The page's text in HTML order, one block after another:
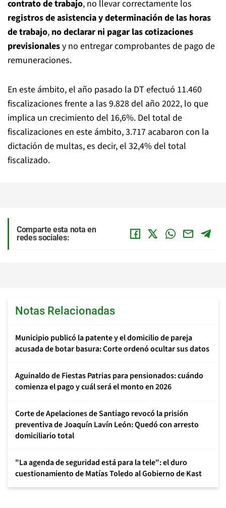
contrato de trabajo, no llevar correctamente los
registros de asistencia y determinación de las horas
de trabajo, no declarar ni pagar las cotizaciones
previsionalesy no entregar comprobantes de pago de
remuneraciones.
En este ámbito, el año pasado la DT efectuó 11.460
fiscalizaciones frente a las 9.828 del año 2022, lo que
implica un crecimiento del 16,6%. Del total de
fiscalizaciones en este ámbito, 3.717 acabaron con la
dictación de multas, es decir, el 32,4% del total
fiscalizado.
Comparte esta nota en
redes sociales:
Notas Relacionadas
Municipio publicó la patente y el domicilio de pareja
acusada de botar basura: Corte ordenó ocultar sus datos
Aguinaldo de Fiestas Patrias para pensionados: cuándo
comienza el pago y cuál será el monto en 2026
Corte de Apelaciones de Santiago revocó la prisión
preventiva de Joaquín Lavín León: Quedó con arresto
domiciliario total
"La agenda de seguridad está para la tele": el duro
cuestionamiento de Matías Toledo al Gobierno de Kast